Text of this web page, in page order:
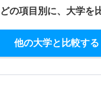
の項目別に、 大学を
他の大学と比較する